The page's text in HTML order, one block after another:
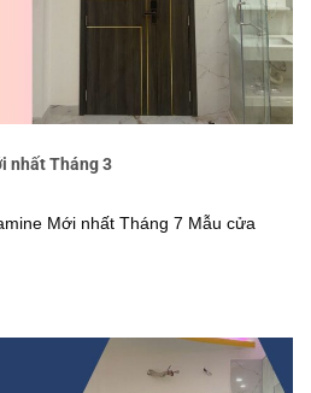
nhất Tháng 3
Mới nhất Tháng 7 Mẫu cửa